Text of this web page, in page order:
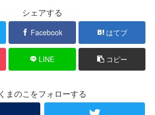
シェアする
Facebook はてブ
LINE コピー
くまのこをフォローする